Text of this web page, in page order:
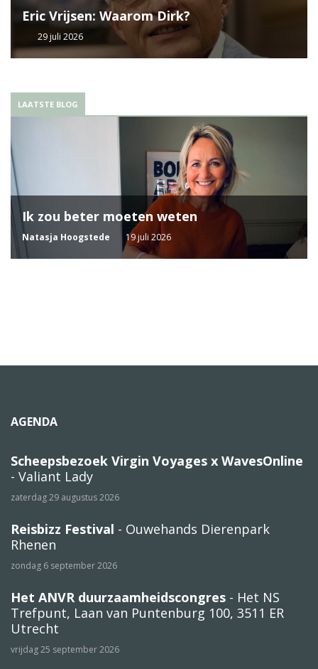
Eric Vrijsen: Waarom Dirk?
29 juli 2026
LAATSTE BLOG
Ik zou beter moeten weten
Natasja Hoogstede 19 juli 2026
AGENDA
Scheepsbezoek Virgin Voyages x WavesOnline
- Valiant Lady
zaterdag 29 augustus 2026
Reisbizz Festival - Ouwehands Dierenpark
Rhenen
zondag 6 september 2026
Het ANVR duurzaamheidscongres - Het NS
Trefpunt, Laan van Puntenburg 100, 3511 ER
Utrecht
vrijdag 25 september 2026